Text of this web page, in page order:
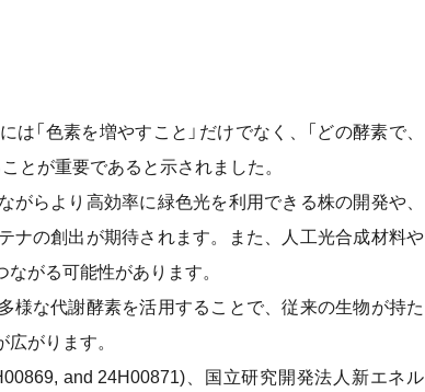
「色素を増やすこと」だけでなく、「どの酵素で、
とが重要であると示されました。
らより高効率に緑色光を利用できる株の開発や、
ナの創出が期待されます。また、人工光合成材料や
がる可能性があります。
な代謝酵素を活用することで、従来の生物が持た
広がります。
and 24H00871)、国立研究開発法人新エネル